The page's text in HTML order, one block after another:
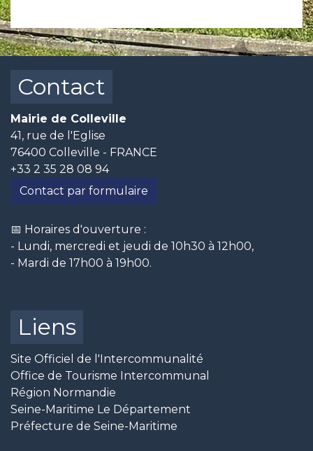
Contact
Mairie de Colleville
41, rue de l'Eglise
76400 Colleville - FRANCE
+33 2 35 28 08 94
Contact par formulaire
📅 Horaires d'ouverture :
- Lundi, mercredi et jeudi de 10h30 à 12h00,
- Mardi de 17h00 à 19h00.
Liens
Site Officiel de l'Intercommunalité
Office de Tourisme Intercommunal
Région Normandie
Seine-Maritime Le Département
Préfecture de Seine-Maritime